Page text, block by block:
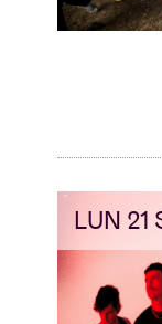
LUN 21